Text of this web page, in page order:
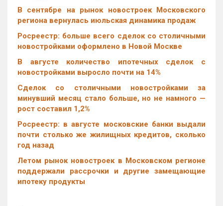
В сентябре на рынок новостроек Московского
региона вернулась июльская динамика продаж
Росреестр: больше всего сделок со столичными
новостройками оформлено в Новой Москве
В августе количество ипотечных сделок с
новостройками выросло почти на 14%
Cделок со столичными новостройками за
минувший месяц стало больше, но не намного —
рост составил 1,2%
Росреестр: в августе московские банки выдали
почти столько же жилищных кредитов, сколько
год назад
Летом рынок новостроек в Московском регионе
поддержали рассрочки и другие замещающие
ипотеку продукты